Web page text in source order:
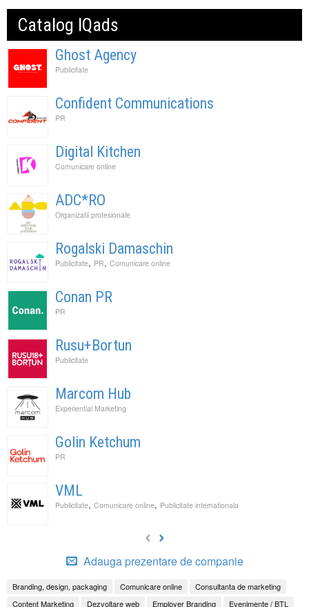
Catalog IQads
Ghost Agency
Publicitate
Confident Communications
PR
Digital Kitchen
Comunicare online
ADC*RO
Organizatii profesionale
Rogalski Damaschin
Publicitate, PR, Comunicare online
Conan PR
PR
Rusu+Bortun
Publicitate
Marcom Hub
Experiential Marketing
Golin Ketchum
PR
VML
Publicitate, Comunicare online, Publicitate internationala
Adauga prezentare de companie
Branding, design, packaging Comunicare online
Consultanta de marketing
Content Marketing
Dezvoltare web Employer Branding Evenimente / BTL